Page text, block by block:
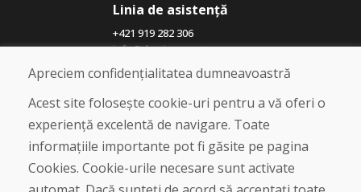
Linia de asistență
+421 919 282 306
info@domivosport.ro
Blog
Despre noi
Magazin
Contact
Apreciem confidențialitatea dumneavoastră
Acest site folosește cookie-uri pentru a vă oferi o
experiență excelentă de navigare. Toate
informațiile importante pot fi găsite pe pagina
Cookies. Cookie-urile necesare sunt activate